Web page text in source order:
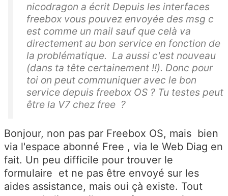
nicodragon a écrit Depuis les interfaces
freebox vous pouvez envoyée des msg c
est comme un mail sauf que celà va
directement au bon service en fonction de
la problématique. La aussi c'est nouveau
(dans ta tête certainement !!). Donc pour
toi on peut communiquer avec le bon
service depuis freebox OS ? Tu testes peut
être la V7 chez free ?
Bonjour, non pas par Freebox OS, mais bien
via l'espace abonné Free , via le Web Diag en
fait. Un peu difficile pour trouver le
formulaire et ne pas être envoyé sur les
aides assistance, mais oui çà existe. Tout